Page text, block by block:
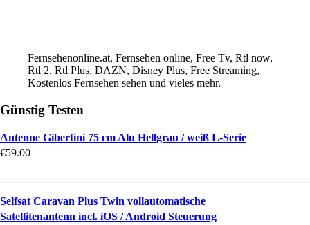
Fernsehenonline.at, Fernsehen online, Free Tv, Rtl now,
Rtl 2, Rtl Plus, DAZN, Disney Plus, Free Streaming,
Kostenlos Fernsehen sehen und vieles mehr.
Günstig Testen
Antenne Gibertini 75 cm Alu Hellgrau / weiß L-Serie
€59.00
Selfsat Caravan Plus Twin vollautomatische
Satellitenantenn incl. iOS / Android Steuerung